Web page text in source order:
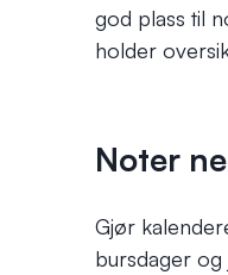
god plass til
holder
Noter
Gjør
bursdager og